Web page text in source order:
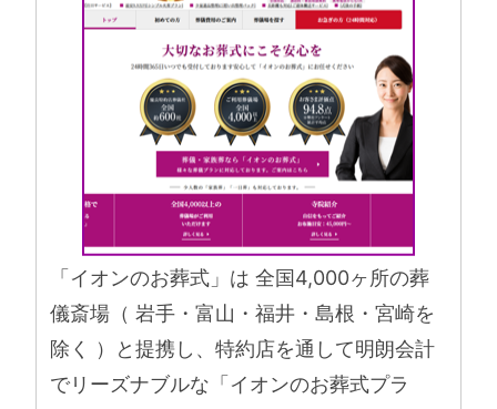
「イオンのお葬式」は 全国4,000ヶ所の葬
儀斎場（ 岩手・富山・福井・島根・宮崎を
除く ）と提携し、特約店を通して明朗会計
でリーズナブルな「イオンのお葬式プラ